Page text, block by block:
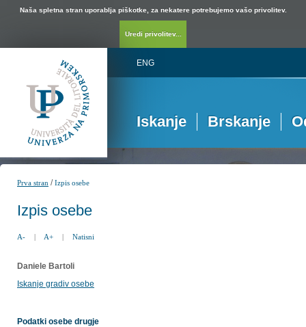
Naša spletna stran uporablja piškotke, za nekatere potrebujemo vašo privolitev.
Uredi privolitev...
ENG
Iskanje Brskanje
Prva stran /Izpis osebe
Izpis osebe
A- | A+ | Natisni
Daniele Bartoli
Iskanje gradiv osebe
Podatki osebe drugje